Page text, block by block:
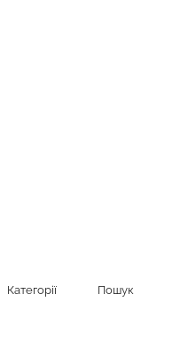
Категорії Пошук